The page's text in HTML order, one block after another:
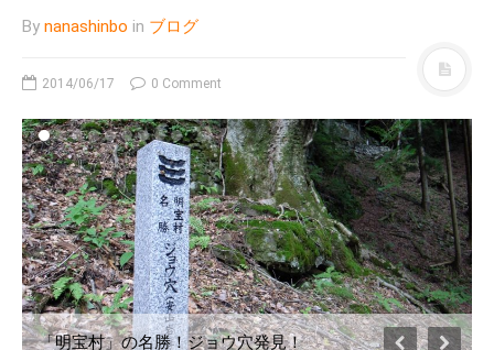
郡上市明宝で、個人、企業、
行政、地域活動団体などをつ
なぐ、 中間支援をおこなう非
営利活動法人（NPO法人）で
す。
MENU
ブログ
お知らせ
By nanashinbo in ブログ
2014/06/17 0 Comment
「明宝村」の名勝！ジョウ穴発見！